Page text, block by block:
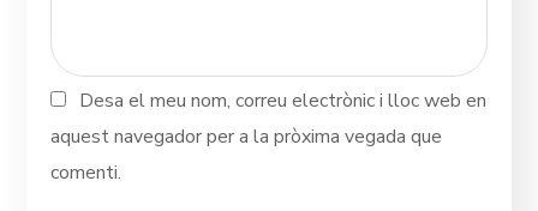
Desa el meu nom, correu electrònic i lloc web en
aquest navegador per a la pròxima vegada que
comenti.